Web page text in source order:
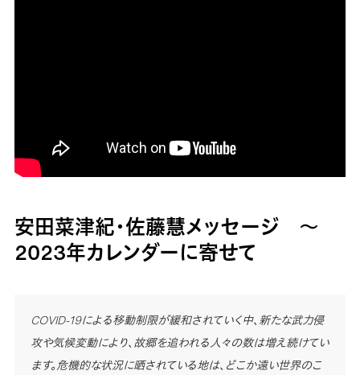
安田菜津紀・佐藤慧メッセージ 〜
2023年カレンダーに寄せて
COVID-19による移動制限が緩和されていく中、新たな武力侵
攻や気候変動により、故郷を追われる人々の数は増え続けてい
ます。危機的な状況に晒されている地は、どこか遠い世界のこ